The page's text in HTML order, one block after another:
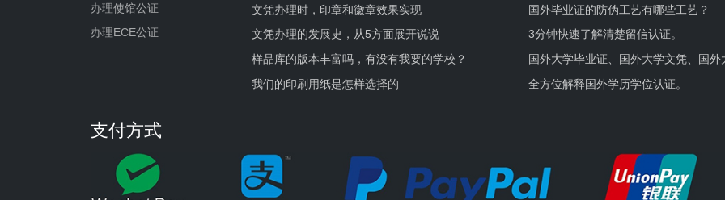
办理使馆公证
办理ECE公证
文凭办理时，印章和徽章效果实现
文凭办理的发展史，从5方面展开说说
样品库的版本丰富吗，有没有我要的学校？
我们的印刷用纸是怎样选择的
国外毕业证的防伪工艺有哪些工艺？
3分钟快速了解清楚留信认证。
国外大学毕业证、国外大学文凭、国外
全方位解释国外学历学位认证。
支付方式